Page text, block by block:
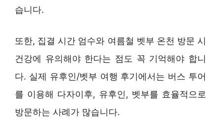
습니다.
또한, 집결 시간 엄수와 여름철 벳부 온천 방문 시
건강에 유의해야 한다는 점도 꼭 기억해야 합니
다. 실제 유후인/벳부 여행 후기에서는 버스 투어
를 이용해 다자이후, 유후인, 벳부를 효율적으로
방문하는 사례가 많습니다.